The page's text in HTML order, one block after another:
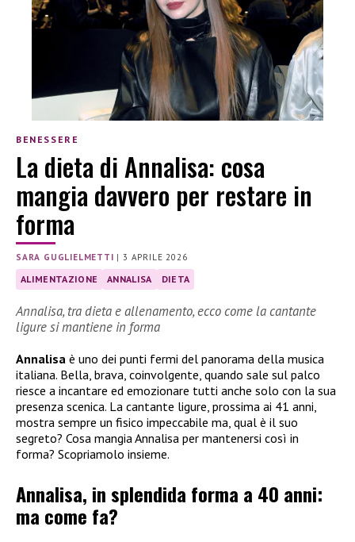
BENESSERE
La dieta di Annalisa: cosa
mangia davvero per restare in
forma
SARA GUGLIELMETTI |3 APRILE 2026
ALIMENTAZIONE ANNALISA DIETA
Annalisa, tra dieta e allenamento, ecco come la cantante
ligure si mantiene in forma
Annalisa è uno dei punti fermi del panorama della musica
italiana. Bella, brava, coinvolgente, quando sale sul palco
riesce a incantare ed emozionare tutti anche solo con la sua
presenza scenica. La cantante ligure, prossima ai 41 anni,
mostra sempre un fisico impeccabile ma, qual è il suo
segreto? Cosa mangia Annalisa per mantenersi così in
forma? Scopriamolo insieme.
Annalisa, in splendida forma a 40 anni:
ma come fa?